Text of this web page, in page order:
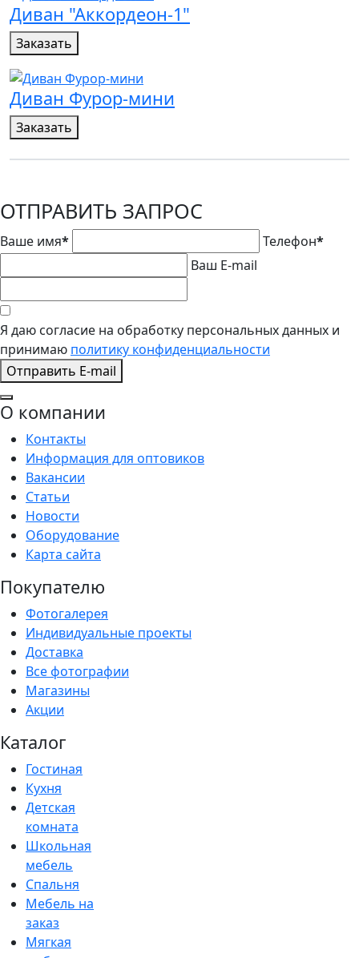
Диван "Аккордеон-1"
Заказать
Диван Фурор-мини
Заказать
ОТПРАВИТЬ ЗАПРОС
Ваше имя* Телефон*
Ваш E-mail
Я даю согласие на обработку персональных данных и
принимаю политику конфиденциальности
Отправить E-mail
О компании
Контакты
Информация для оптовиков
Вакансии
Статьи
Новости
Оборудование
Карта сайта
Покупателю
Фотогалерея
Индивидуальные проекты
Доставка
Все фотографии
Магазины
Акции
Каталог
Гостиная
Кухня
Детская
комната
Школьная
мебель
Спальня
Мебель на
заказ
Мягкая